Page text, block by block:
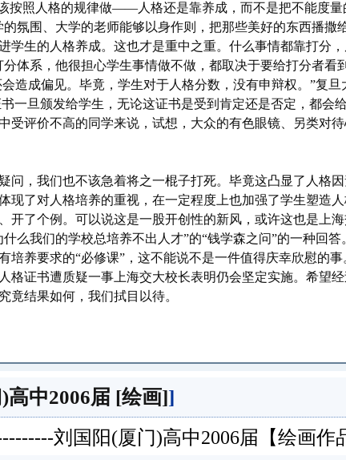
按照人格的规律做——人格还是靠养成，而不是把不能度量
氛围、大学的老师能够以身作则，把那些美好的东西播撒
学生的人格养成。这也才是重中之重。什么事情都靠打分
分体系，他很担心学生事情做不做，都取决于要给打分者看
造成偏见。毕竟，学生对于人格分数，没有申辩权。”复旦
一旦颁发给学生，无论这证书是受到肯定还是否定，都会
受评价不高的同学来说，试想，大众的有色眼镜、另类对
问，我们也不该急着将之一棍子打死。毕竟这凸显了人格
现了对人格培养的重视，在一定程度上也加强了学生塑造人
开了个例。可以说这是一股开创性的新风，或许这也是上
么我们的学校总培养不出人才”的“钱学森之问”的一种回答
培养要求的“必修课”，这不能说不是一件值得庆幸欣慰的事
格证书遭质疑一事上海交大校长表明仍会坚定实施。希望
竟结果如何，我们拭目以待。
高中2006届 [绘画]]
刘国阳(厦门)高中2006届【绘画作